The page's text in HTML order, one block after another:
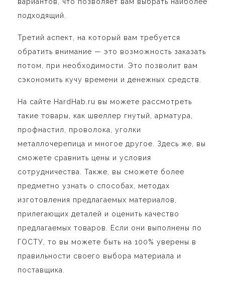
вариантов, что позволяет вам выбрать наиболее
подходящий.
Третий аспект, на который вам требуется
обратить внимание — это возможность заказать
потом, при необходимости. Это позволит вам
сэкономить кучу времени и денежных средств.
На сайте HardHab.ru вы можете рассмотреть
такие товары, как швеллер гнутый, арматура,
профнастил, проволока, уголки
металлочерепица и многое другое. Здесь же, вы
сможете сравнить цены и условия
сотрудничества. Также, вы сможете более
предметно узнать о способах, методах
изготовления предлагаемых материалов,
прилегающих деталей и оценить качество
предлагаемых товаров. Если они выполнены по
ГОСТУ, то вы можете быть на 100% уверены в
правильности своего выбора материала и
поставщика.